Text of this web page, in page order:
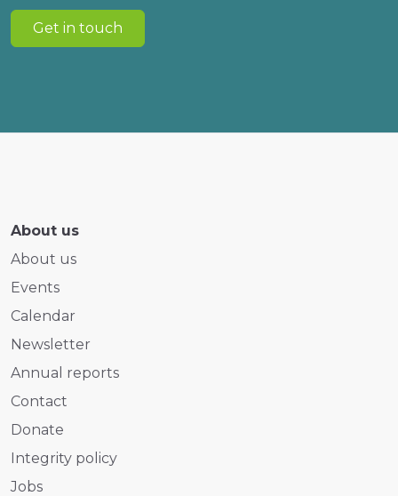
Get in touch
About us
About us
Events
Calendar
Newsletter
Annual reports
Contact
Donate
Integrity policy
Jobs